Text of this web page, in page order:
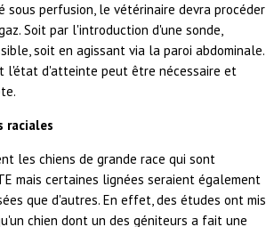
sous perfusion, le vétérinaire devra procéder
Soit par l'introduction d'une sonde,
soit en agissant via la paroi abdominale.
l'état d'atteinte peut être nécessaire et
raciales
les chiens de grande race qui sont
mais certaines lignées seraient également
que d'autres. En effet, des études ont mis
chien dont un des géniteurs a fait une